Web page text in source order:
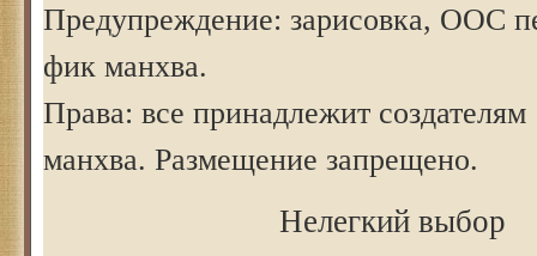
Предупреждение: зарисовка, ООС
фик манхва.
Права: все принадлежит создателям
манхва. Размещение запрещено.
Нелегкий выбор